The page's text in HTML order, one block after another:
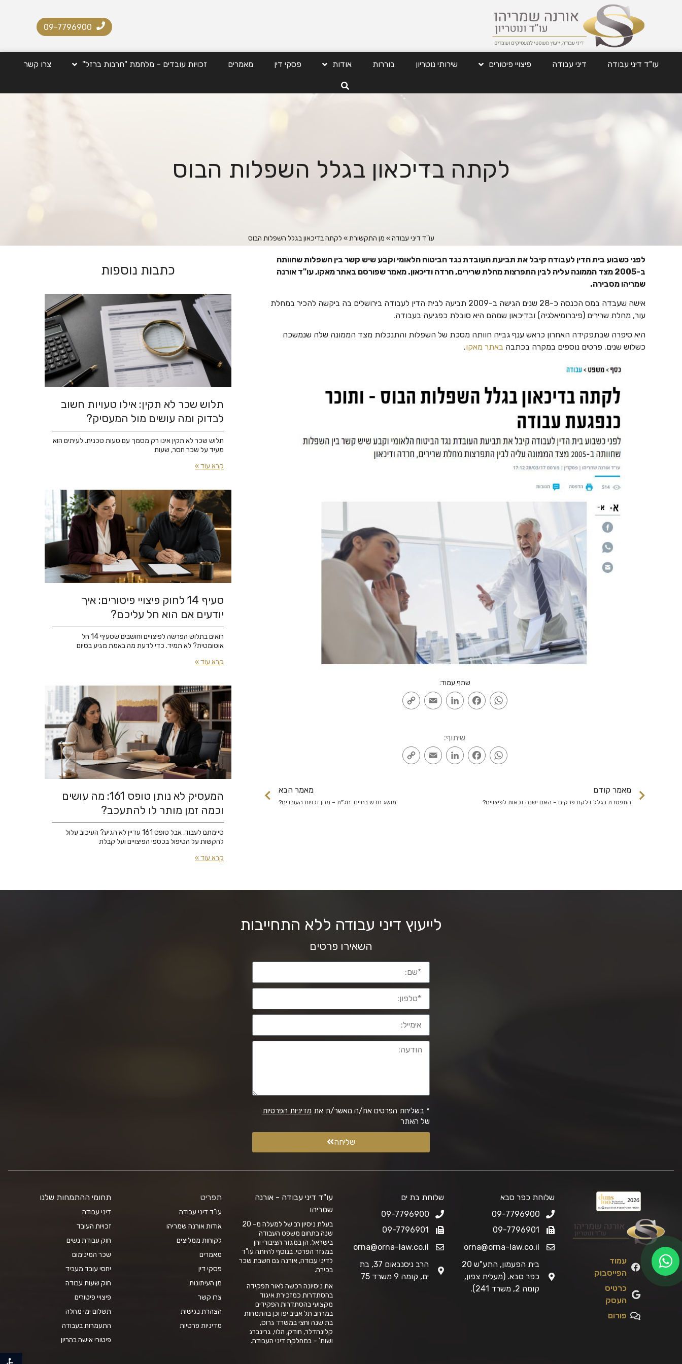
פתח
09-7796900
עו"ד דיני עבודה דיני עבודה פיצויי פיטורים שירותי נוטריון בוררות אודות פסקי דין מאמרים זכויות עובדים – מלחמת "חרבות ברזל" צרו קשר
לקתה בדיכאון בגלל השפלות הבוס
עו"ד דיני עבודה» מן התקשורת» לקתה בדיכאון בגלל השפלות הבוס
לפני כשבוע בית הדין לעבודה קיבל את תביעת העובדת נגד הביטוח הלאומי וקבע שיש קשר בין השפלות שחוותה
ב-2005 מצד הממונה עליה לבין התפרצות מחלת שרירים, חרדה ודיכאון. מאמר שפורסם באתר מאקו, עו"ד אורנה
שמריהו מסבירה.
אישה שעבדה במס הכנסה כ-28 שנים הגישה ב-2009 תביעה לבית הדין לעבודה בירושלים בה ביקשה להכיר במחלת
עור, מחלת שרירים (פיברומיאלגיה) ובדיכאון שמהם היא סובלת כפגיעה בעבודה.
היא סיפרה שבתפקידה האחרון כראש ענף גבייה חוותה מסכת של השפלות והתנכלות מצד הממונה שלה שנמשכה
כשלוש שנים. פרטים נוספים במקרה בכתבה באתר מאקו.
שתף עמוד:
WhatsApp
Facebook
LinkedIn
Email
שיתוף:
WhatsApp
Facebook
LinkedIn
Email
מאמר קודם
התפטרת בגלל דלקת פרקים – האם ישנה זכאות לפיצויים?
מאמר הבא
מושג חדש בחיינו: חל"ת – מהן זכויות העובדים?
כתבות נוספות
תלוש שכר לא תקין: אילו טעויות חשוב
לבדוק ומה עושים מול המעסיק?
תלוש שכר לא תקין אינו רק מסמך עם טעות טכנית. לעיתים הוא
מעיד על שכר חסר, שעות
קרא עוד »
סעיף 14 לחוק פיצויי פיטורים: איך
יודעים אם הוא חל עליכם?
רואים בתלוש הפרשה לפיצויים וחושבים שסעיף 14 חל
אוטומטית? לא תמיד. כדי לדעת מה באמת מגיע בסיום
קרא עוד »
המעסיק לא נותן טופס 161: מה עושים
וכמה זמן מותר לו להתעכב?
סיימתם לעבוד, אבל טופס 161 עדיין לא הגיע? העיכוב עלול
להקשות על הטיפול בכספי הפיצויים ועל קבלת
קרא עוד »
לייעוץ דיני עבודה ללא התחייבות
השאירו פרטים
* בשליחת הפרטים את/ה מאשר/ת את מדיניות הפרטיות
של האתר
שליחה
עמוד
הפייסבוק
כרטיס
העסק
פורום
שלוחת כפר סבא
09-7796900
09-7796901
orna@orna-law.co.il
בית הפעמון, התע"ש 20
כפר סבא. (מעלית צפון,
קומה 2, משרד 241).
שלוחת בת ים
09-7796900
09-7796901
orna@orna-law.co.il
הרב ניסנבאום 37, בת
ים, קומה 9 משרד 75
עו"ד דיני עבודה - אורנה
שמריהו
בעלת ניסיון רב של למעלה מ- 20
שנה בתחום משפט העבודה
בישראל, הן במגזר הציבורי והן
במגזר הפרטי. בנוסף להיותה עו"ד
לדיני עבודה, אורנה גם חשבת שכר
בכירה.
את ניסיונה רכשה לאור תפקידה
בהסתדרות כמזכירת איגוד
מקצועי בהסתדרות הפקידים
במרחב תל אביב יפו וכן בהתמחות
בת שנה וחצי במשרד גרוס,
קלינהדלר, חודק, הלוי, גרינברג
ושות' – במחלקת דיני העבודה.
תפריט
עו"ד דיני עבודה
אודות אורנה שמריהו
לקוחות ממליצים
מאמרים
פסקי דין
מן העיתונות
צרו קשר
הצהרת נגישות
מדיניות פרטיות
תחומי ההתמחות שלנו
דיני עבודה
זכויות העובד
חוק עבודת נשים
שכר המינימום
יחסי עובד מעביד
חוק שעות עבודה
פיצויי פיטורים
תשלום ימי מחלה
התעמרות בעבודה
פיטורי אישה בהריון